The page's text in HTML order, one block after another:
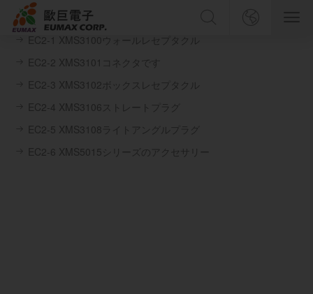
ホーム
会社紹介
製品紹介
中文简体
日本語
製品を検索する
検 索
EC2 XMS 5015 規格コネクタ
EC2-1 XMS3100ウォールレセプタクル
EC2-2 XMS3101コネクタです
EC2-3 XMS3102ボックスレセプタクル
EC2-4 XMS3106ストレートプラグ
EC2-5 XMS3108ライトアングルプラグ
EC2-6 XMS5015シリーズのアクセサリー